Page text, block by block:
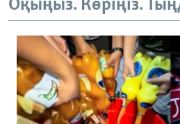
Оқыңыз. Көріңіз.